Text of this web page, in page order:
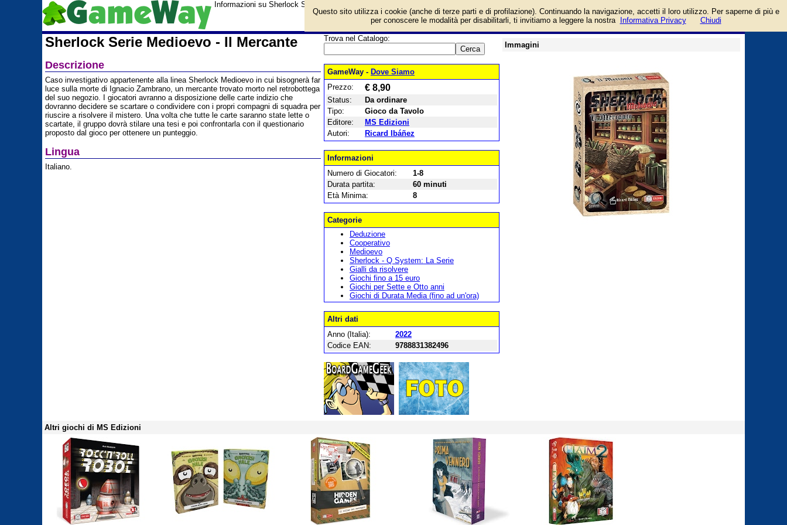
guida
Informazioni su Sherlock Serie Medioevo - Il Mercante e prezzo di vendita. Prodotto da MS Edizioni
Sherlock Serie Medioevo - Il Mercante
Descrizione
Caso investigativo appartenente alla linea Sherlock Medioevo in cui bisognerà far
luce sulla morte di Ignacio Zambrano, un mercante trovato morto nel retrobottega
del suo negozio. I giocatori avranno a disposizione delle carte indizio che
dovranno decidere se scartare o condividere con i propri compagni di squadra per
riuscire a risolvere il mistero. Una volta che tutte le carte saranno state lette o
scartate, il gruppo dovrà stilare una tesi e poi confrontarla con il questionario
proposto dal gioco per ottenere un punteggio.
Lingua
Italiano.
Trova nel Catalogo:
GameWay - Dove Siamo
Prezzo:
€ 8,90
Status:
Da ordinare
Tipo:
Gioco da Tavolo
Editore:
MS Edizioni
Autori:
Ricard Ibáñez
Informazioni
Numero di Giocatori:
1-8
Durata partita:
60 minuti
Età Minima:
8
Categorie
Deduzione
Cooperativo
Medioevo
Sherlock - Q System: La Serie
Gialli da risolvere
Giochi fino a 15 euro
Giochi per Sette e Otto anni
Giochi di Durata Media (fino ad un'ora)
Altri dati
Anno (Italia):
2022
Codice EAN:
9788831382496
Immagini
Altri giochi di MS Edizioni
Questo sito utilizza i cookie (anche di terze parti e di profilazione). Continuando la navigazione, accetti il loro utilizzo. Per saperne di più e
per conoscere le modalità per disabilitarli, ti invitiamo a leggere la nostra
Informativa Privacy Chiudi